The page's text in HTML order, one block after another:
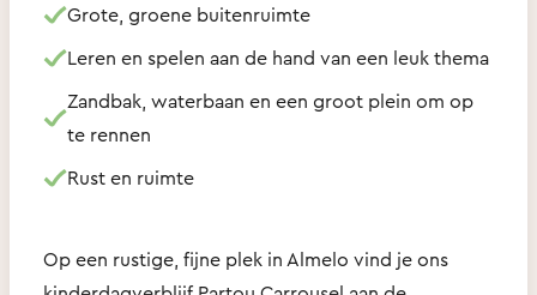
Grote, groene buitenruimte
Leren en spelen aan de hand van een leuk thema
Zandbak, waterbaan en een groot plein om op
te rennen
Rust en ruimte
Op een rustige, fijne plek in Almelo vind je ons